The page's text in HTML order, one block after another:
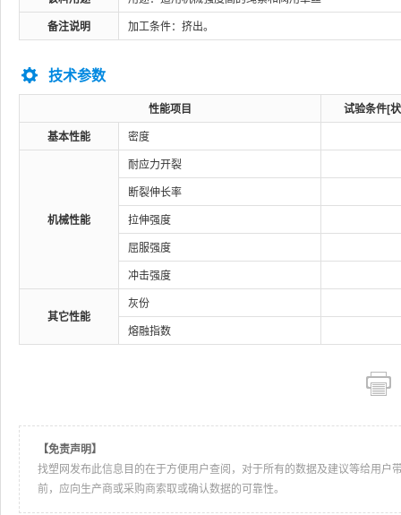
备注说明 加工条件：挤出。
技术参数
性能项目
试验条件[
基本性能
密度
机械性能
耐应力开裂
断裂伸长率
拉伸强度
屈服强度
冲击强度
其它性能
灰份
熔融指数
【免责声明】
找塑网发布此信息目的在于方便用户查阅，对于所有的数据及建议等给用
前，应向生产商或采购商索取或确认数据的可靠性。